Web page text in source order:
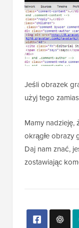
Jeśli obrazek
Mamy nadzieję,
okrągłe obrazy
Daj nam znać,